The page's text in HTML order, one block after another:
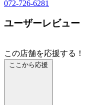
072-726-6281
ユーザーレビュー
この店舗を応援する！
ここから応援